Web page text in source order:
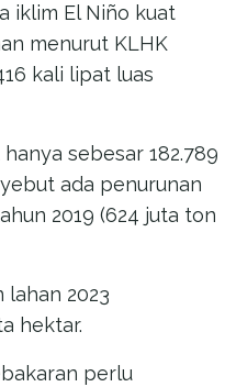
iklim El Niño kuat
menurut KLHK
kali lipat luas
sebesar 182.789
ada penurunan
2019 (624 juta ton
2023
hektar.
perlu